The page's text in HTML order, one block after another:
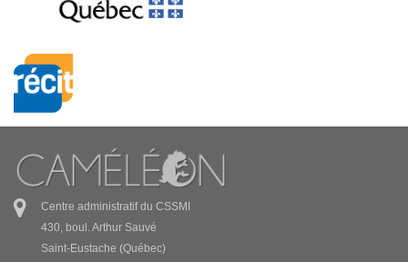
Centre administratif du CSSMI
430, boul. Arthur Sauvé
Saint-Eustache (Québec)